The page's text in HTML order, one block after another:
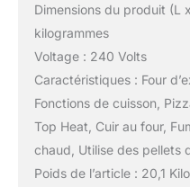
Dimensions du produit (L
kilogrammes
Voltage : 240 Volts
Caractéristiques : Four
Fonctions de cuisson,
Top Heat, Cuir au four,
chaud, Utilise des pellets
Poids de l’article : 20,1